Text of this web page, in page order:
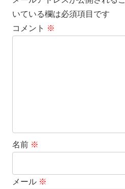
いている欄は必須項目です
コメント ※
名前 ※
メール ※